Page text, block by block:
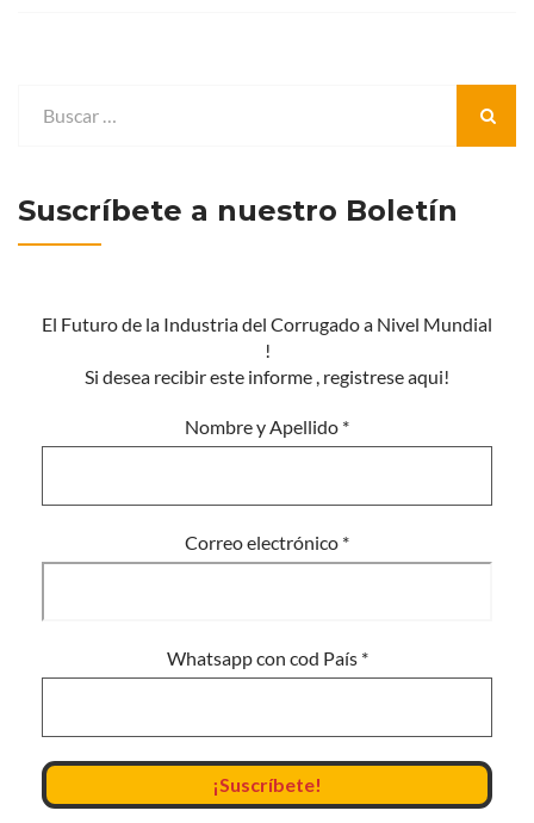
Suscríbete a nuestro Boletín
El Futuro de la Industria del Corrugado a Nivel Mundial
!
Si desea recibir este informe , registrese aqui!
Nombre y Apellido *
Correo electrónico *
Whatsapp con cod País *